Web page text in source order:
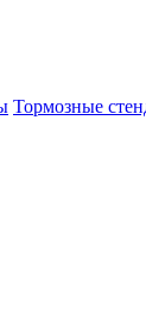
Тормозные